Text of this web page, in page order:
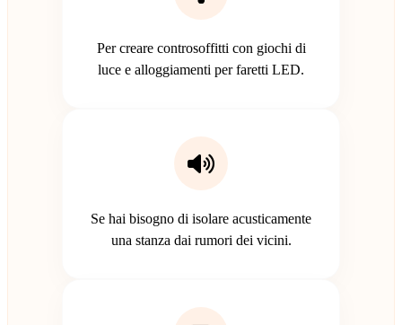
Per creare controsoffitti con giochi di
luce e alloggiamenti per faretti LED.
Se hai bisogno di isolare acusticamente
una stanza dai rumori dei vicini.